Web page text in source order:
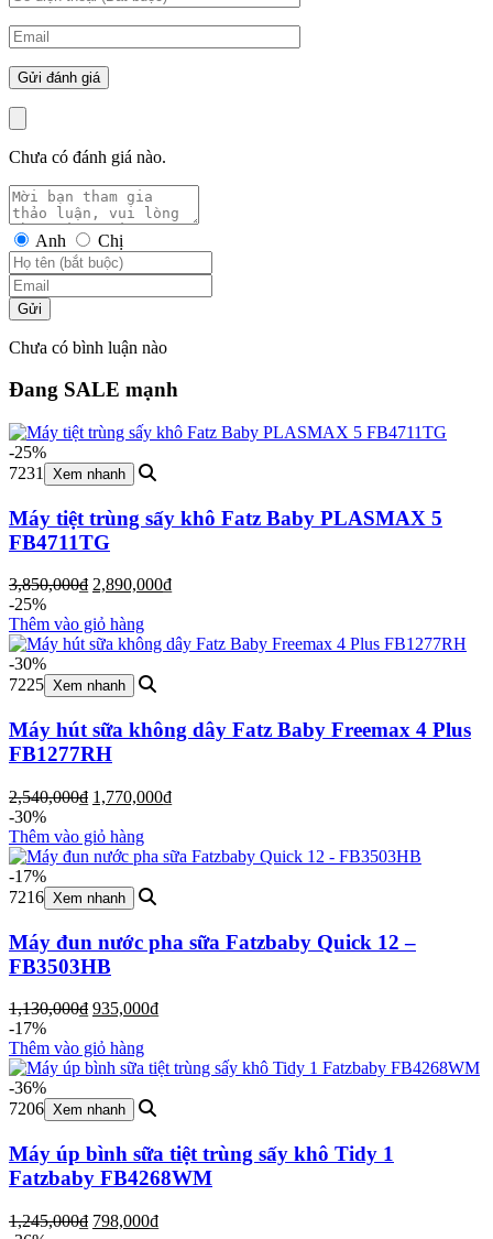
Chưa có đánh giá nào.
Anh Chị
Gửi
Chưa có bình luận nào
Đang SALE mạnh
-25%
7231
Xem nhanh
Máy tiệt trùng sấy khô Fatz Baby PLASMAX 5
FB4711TG
3,850,000₫ Giá
là:
3,850,000₫.
2,890,000₫Giá
là:
-25%
Thêm vào giỏ hàng
-30%
7225 Xem nhanh
Máy hút sữa không dây Fatz Baby Freemax 4 Plus
FB1277RH
2,540,000₫ Giá
là:
2,540,000₫.
1,770,000₫Giá
là:
-30%
Thêm vào giỏ hàng
-17%
7216 Xem nhanh
Máy đun nước pha sữa Fatzbaby Quick 12 –
FB3503HB
1,130,000₫ Giá
là:
1,130,000₫.
935,000₫Giá
là:
-17%
Thêm vào giỏ hàng
-36%
7206 Xem nhanh
Máy úp bình sữa tiệt trùng sấy khô Tidy 1
Fatzbaby FB4268WM
1,245,000₫ Giá
798,000₫Giá